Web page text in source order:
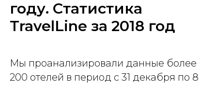
году. Статистика
TravelLine за 2018 год
Мы проанализировали данные более
200 отелей в период с 31 декабря по 8